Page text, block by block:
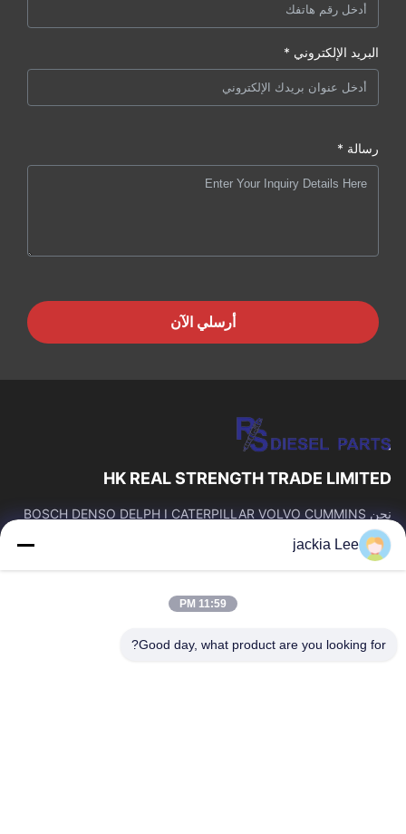
البريد الإلكتروني *
رسالة *
أرسلي الآن
HK REAL STRENGTH TRADE LIMITED
نحن BOSCH DENSO DELPH I CATERPILLAR VOLVO CUMMINS
9523.
روابط سريعة
المنتجات
حولنا
جولة في المصنع
jackia Lee
11:59 PM
Good day, what product are you looking for?